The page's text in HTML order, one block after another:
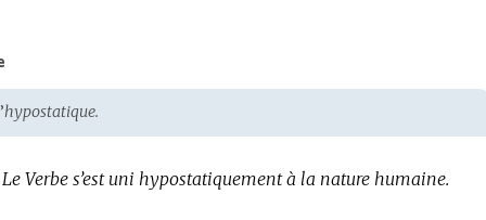
hypostatique.
Le Verbe s’est uni hypostatiquement à la nature humaine.